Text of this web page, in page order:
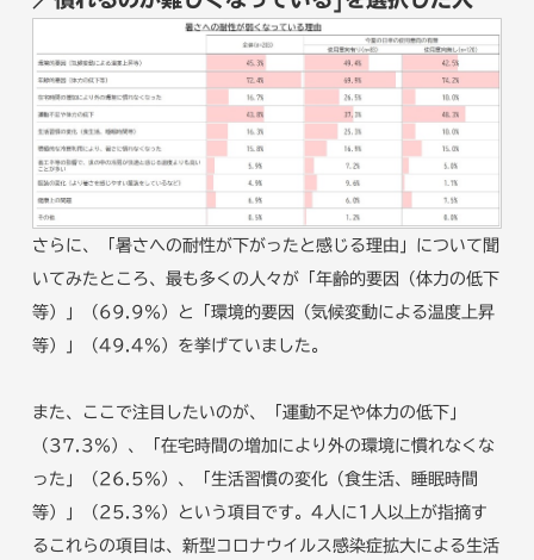
さらに、「暑さへの耐性が下がったと感じる理由」について聞
いてみたところ、最も多くの人々が「年齢的要因（体力の低下
等）」（69.9％）と「環境的要因（気候変動による温度上昇
等）」（49.4％）を挙げていました。
また、ここで注目したいのが、「運動不足や体力の低下」
（37.3％）、「在宅時間の増加により外の環境に慣れなくな
った」（26.5％）、「生活習慣の変化（食生活、睡眠時間
等）」（25.3％）という項目です。4人に1人以上が指摘す
るこれらの項目は、新型コロナウイルス感染症拡大による生活